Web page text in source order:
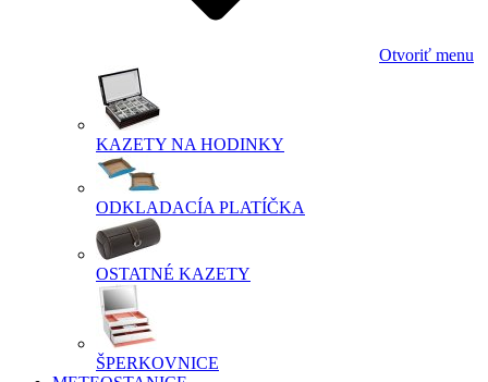
Otvoriť menu
KAZETY NA HODINKY
ODKLADACÍA PLATÍČKA
OSTATNÉ KAZETY
ŠPERKOVNICE